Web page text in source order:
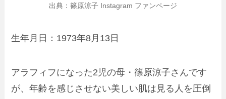
出典：篠原涼子 Instagram ファンページ
生年月日：1973年8月13日
アラフィフになった2児の母・篠原涼子さんです
が、年齢を感じさせない美しい肌は見る人を圧倒